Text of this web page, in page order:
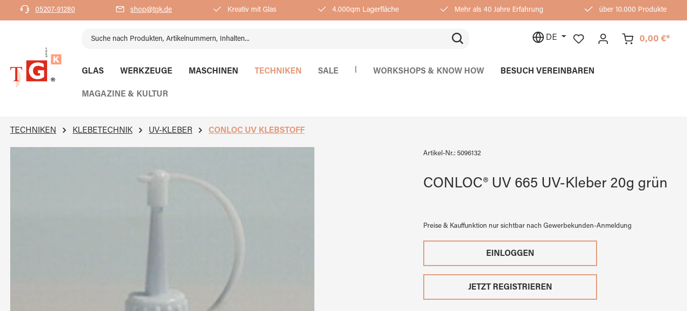
Zur Hauptnavigation springen
05207-91280 shop@tgk.de Kreativ mit Glas 4.000qm Lagerfläche Mehr als 40 Jahre Erfahrung über 10.000 Produkte
DE 0,00 €*
GLAS WERKZEUGE MASCHINEN TECHNIKEN SALE WORKSHOPS & KNOW HOW BESUCH VEREINBAREN
MAGAZINE & KULTUR
TECHNIKEN KLEBETECHNIK UV-KLEBER CONLOC UV KLEBSTOFF
Artikel-Nr.: 5096132
CONLOC® UV 665 UV-Kleber 20g grün
Preise & Kauffunktion nur sichtbar nach Gewerbekunden-Anmeldung
EINLOGGEN
JETZT REGISTRIEREN